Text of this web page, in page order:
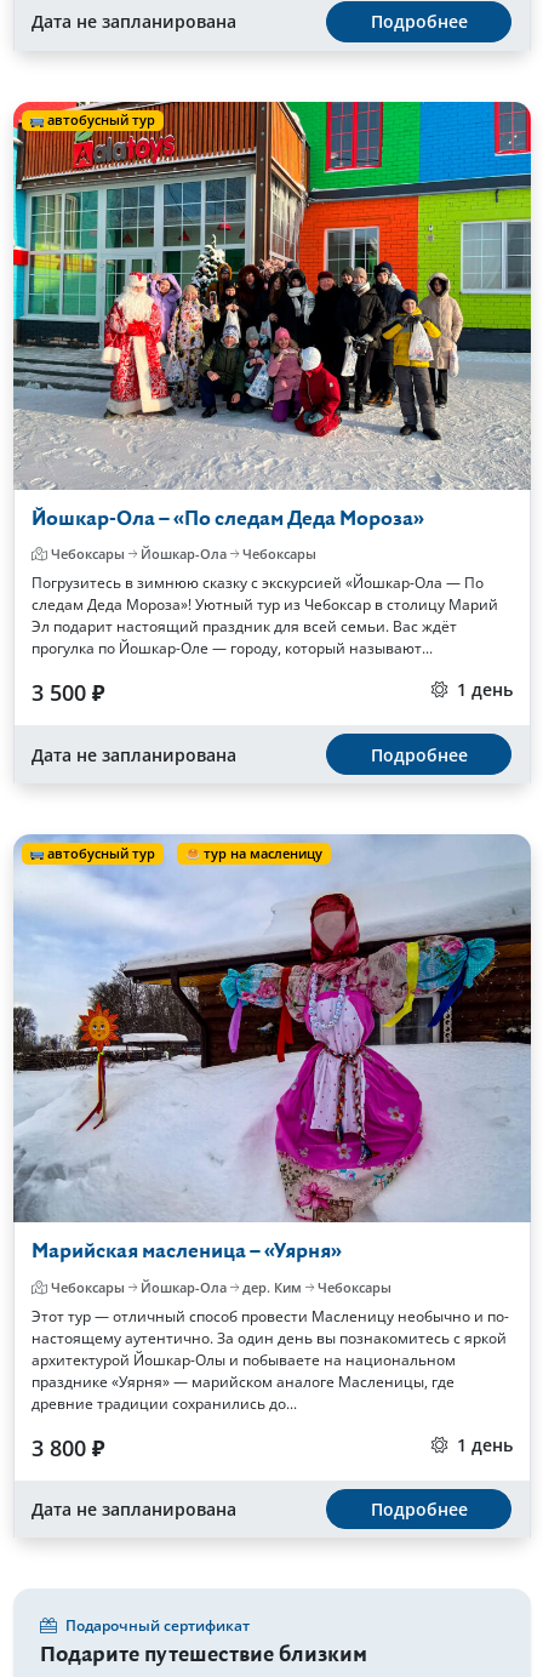
Дата не запланирована Подробнее
автобусный тур
Йошкар-Ола – «По следам Деда Мороза»
Чебоксары Йошкар-Ола Чебоксары
Погрузитесь в зимнюю сказку с экскурсией «Йошкар-Ола — По
следам Деда Мороза»! Уютный тур из Чебоксар в столицу Марий
Эл подарит настоящий праздник для всей семьи. Вас ждёт
прогулка по Йошкар-Оле — городу, который называют...
3 500 ₽ 1 день
Дата не запланирована Подробнее
автобусный тур тур на масленицу
Марийская масленица – «Уярня»
Чебоксары Йошкар-Ола дер. Ким Чебоксары
Этот тур — отличный способ провести Масленицу необычно и по-
настоящему аутентично. За один день вы познакомитесь с яркой
архитектурой Йошкар-Олы и побываете на национальном
празднике «Уярня» — марийском аналоге Масленицы, где
древние традиции сохранились до...
3 800 ₽ 1 день
Дата не запланирована Подробнее
Подарочный сертификат
Подарите путешествие близким